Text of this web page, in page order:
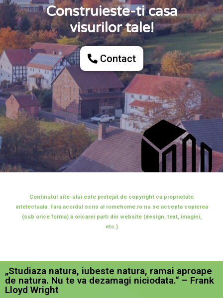
Construieste-ti casa
visurilor tale!
Contact
Continutul site-ului este protejat de copyright ca proprietate
intelectuala. Fara acordul scris al romehome.ro nu se accepta copierea
(sub orice forma) a oricarei parti din website (design, text, imagini,
etc.)
„Studiaza natura, iubeste natura, ramai aproape
de natura. Nu te va dezamagi niciodata.“ – Frank
Lloyd Wright